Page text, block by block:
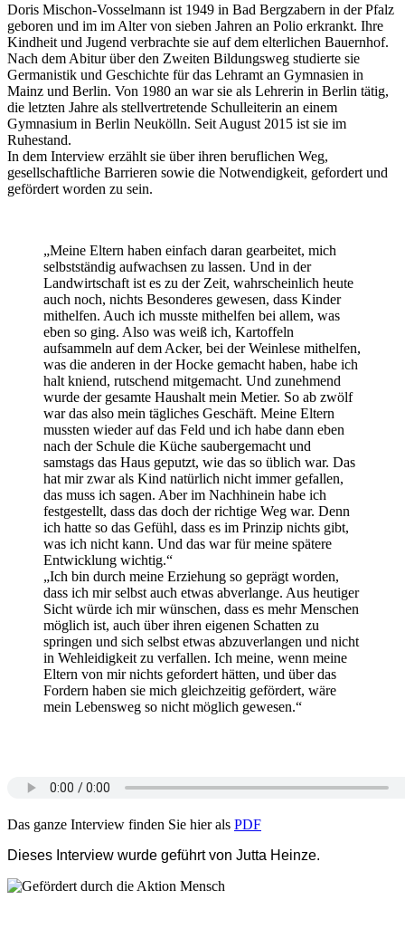
Doris Mischon-Vosselmann ist 1949 in Bad Bergzabern in der Pfalz
geboren und im im Alter von sieben Jahren an Polio erkrankt. Ihre
Kindheit und Jugend verbrachte sie auf dem elterlichen Bauernhof.
Nach dem Abitur über den Zweiten Bildungsweg studierte sie
Germanistik und Geschichte für das Lehramt an Gymnasien in
Mainz und Berlin. Von 1980 an war sie als Lehrerin in Berlin tätig,
die letzten Jahre als stellvertretende Schulleiterin an einem
Gymnasium in Berlin Neukölln. Seit August 2015 ist sie im
Ruhestand.
In dem Interview erzählt sie über ihren beruflichen Weg,
gesellschaftliche Barrieren sowie die Notwendigkeit, gefordert und
gefördert worden zu sein.
„Meine Eltern haben einfach daran gearbeitet, mich
selbstständig aufwachsen zu lassen. Und in der
Landwirtschaft ist es zu der Zeit, wahrscheinlich heute
auch noch, nichts Besonderes gewesen, dass Kinder
mithelfen. Auch ich musste mithelfen bei allem, was
eben so ging. Also was weiß ich, Kartoffeln
aufsammeln auf dem Acker, bei der Weinlese mithelfen,
was die anderen in der Hocke gemacht haben, habe ich
halt kniend, rutschend mitgemacht. Und zunehmend
wurde der gesamte Haushalt mein Metier. So ab zwölf
war das also mein tägliches Geschäft. Meine Eltern
mussten wieder auf das Feld und ich habe dann eben
nach der Schule die Küche saubergemacht und
samstags das Haus geputzt, wie das so üblich war. Das
hat mir zwar als Kind natürlich nicht immer gefallen,
das muss ich sagen. Aber im Nachhinein habe ich
festgestellt, dass das doch der richtige Weg war. Denn
ich hatte so das Gefühl, dass es im Prinzip nichts gibt,
was ich nicht kann. Und das war für meine spätere
Entwicklung wichtig.“
„Ich bin durch meine Erziehung so geprägt worden,
dass ich mir selbst auch etwas abverlange. Aus heutiger
Sicht würde ich mir wünschen, dass es mehr Menschen
möglich ist, auch über ihren eigenen Schatten zu
springen und sich selbst etwas abzuverlangen und nicht
in Wehleidigkeit zu verfallen. Ich meine, wenn meine
Eltern von mir nichts gefordert hätten, und über das
Fordern haben sie mich gleichzeitig gefördert, wäre
mein Lebensweg so nicht möglich gewesen.“
Das ganze Interview finden Sie hier als PDF
Dieses Interview wurde geführt von Jutta Heinze.